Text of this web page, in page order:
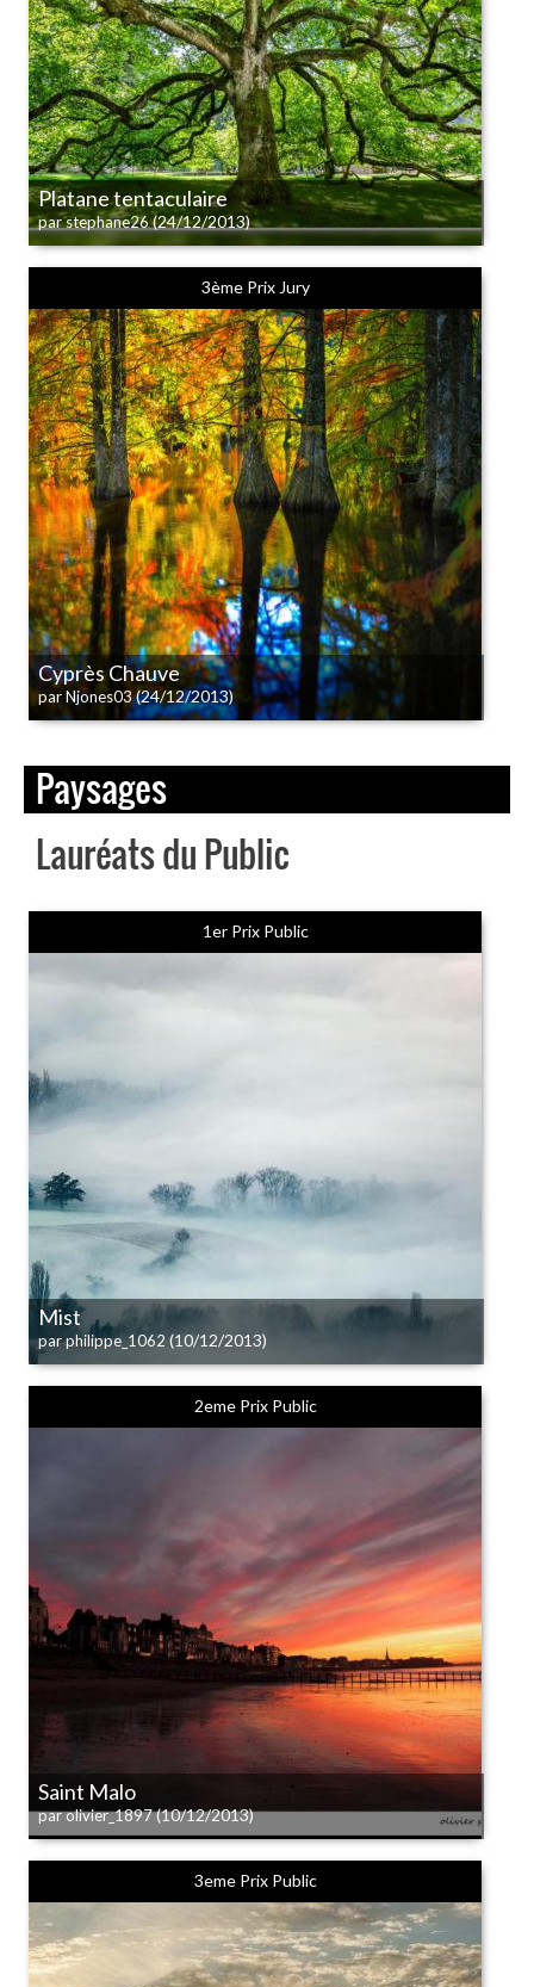
Platane tentaculaire
par stephane26(24/12/2013)
3ème Prix Jury
Cyprès Chauve
par Njones03(24/12/2013)
Paysages
Lauréats du Public
1er Prix Public
Mist
par philippe_1062 (10/12/2013)
2eme Prix Public
Saint Malo
par olivier_1897(10/12/2013)
3eme Prix Public